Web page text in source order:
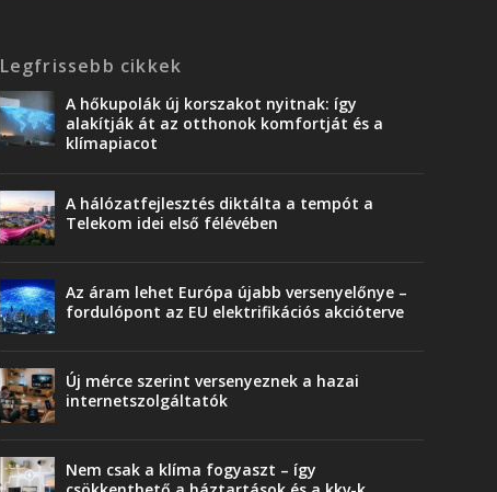
Legfrissebb cikkek
A hőkupolák új korszakot nyitnak: így
alakítják át az otthonok komfortját és a
klímapiacot
A hálózatfejlesztés diktálta a tempót a
Telekom idei első félévében
Az áram lehet Európa újabb versenyelőnye –
fordulópont az EU elektrifikációs akcióterve
Új mérce szerint versenyeznek a hazai
internetszolgáltatók
Nem csak a klíma fogyaszt – így